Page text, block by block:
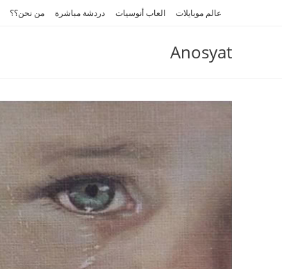
عالم موبايلات العاب أنوسيات دردشة مباشرة من نحن؟؟
Anosyat